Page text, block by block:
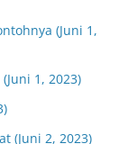
(Juni 1,
1, 2023)
(Juni 2, 2023)